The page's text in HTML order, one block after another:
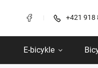
+421 918
E-bicykle